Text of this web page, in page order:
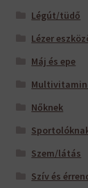
Légút/tüdő
Lézer
Máj és epe
Nőknek
Szem/látás
Szív és